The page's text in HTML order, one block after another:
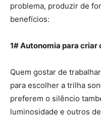
problema, produzir de
benefícios:
1# Autonomia para criar
Quem gostar de
para escolher a trilha
preferem o silêncio
luminosidade e outros